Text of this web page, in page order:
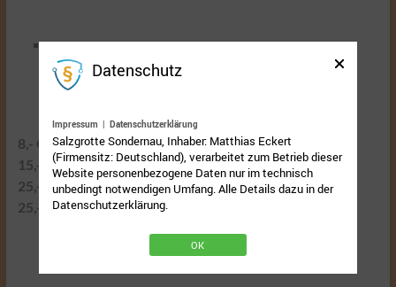
Infrarot Kabine
Infrarot Kabine15,00 €
8,- €
15,- €
25,- €
25,- €
Datenschutz
Impressum | Datenschutzerklärung
Salzgrotte Sondernau, Inhaber: Matthias Eckert
(Firmensitz: Deutschland), verarbeitet zum Betrieb dieser
Website personenbezogene Daten nur im technisch
unbedingt notwendigen Umfang. Alle Details dazu in der
Datenschutzerklärung.
OK